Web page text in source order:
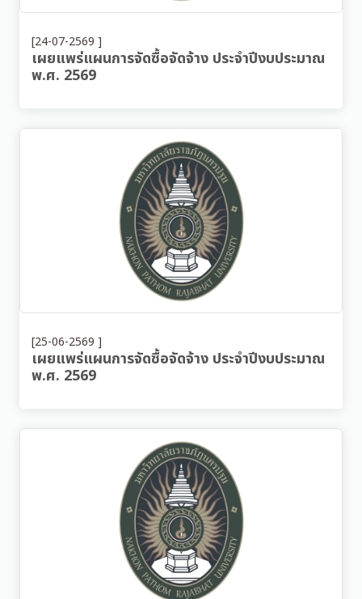
[24-07-2569 ]
เผยแพร่แผนการจัดซื้อจัดจ้าง ประจำปีงบประมาณ
พ.ศ. 2569
[25-06-2569 ]
เผยแพร่แผนการจัดซื้อจัดจ้าง ประจำปีงบประมาณ
พ.ศ. 2569